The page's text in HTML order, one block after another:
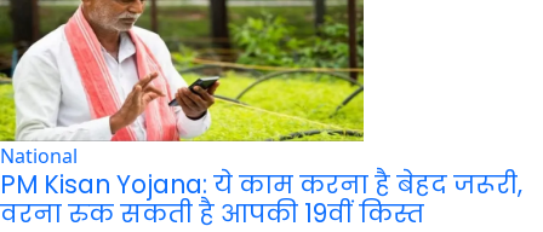
National
PM Kisan Yojana: ये काम करना है बेहद जरूरी,
वरना रुक सकती है आपकी 19वीं किस्त